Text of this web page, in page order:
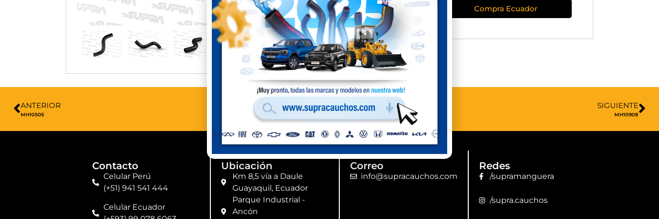
Compra Perú Compra Ecuador
ANTERIOR
MH10505
SIGUIENTE
MH10908
Contacto
Celular Perú
(+51) 941 541 444
Celular Ecuador
Ubicación
Km 8,5 vía a Daule
Guayaquil, Ecuador
Parque Industrial -
Ancón
Correo
info@supracauchos.com
Redes
/supramanguera
/supra.cauchos